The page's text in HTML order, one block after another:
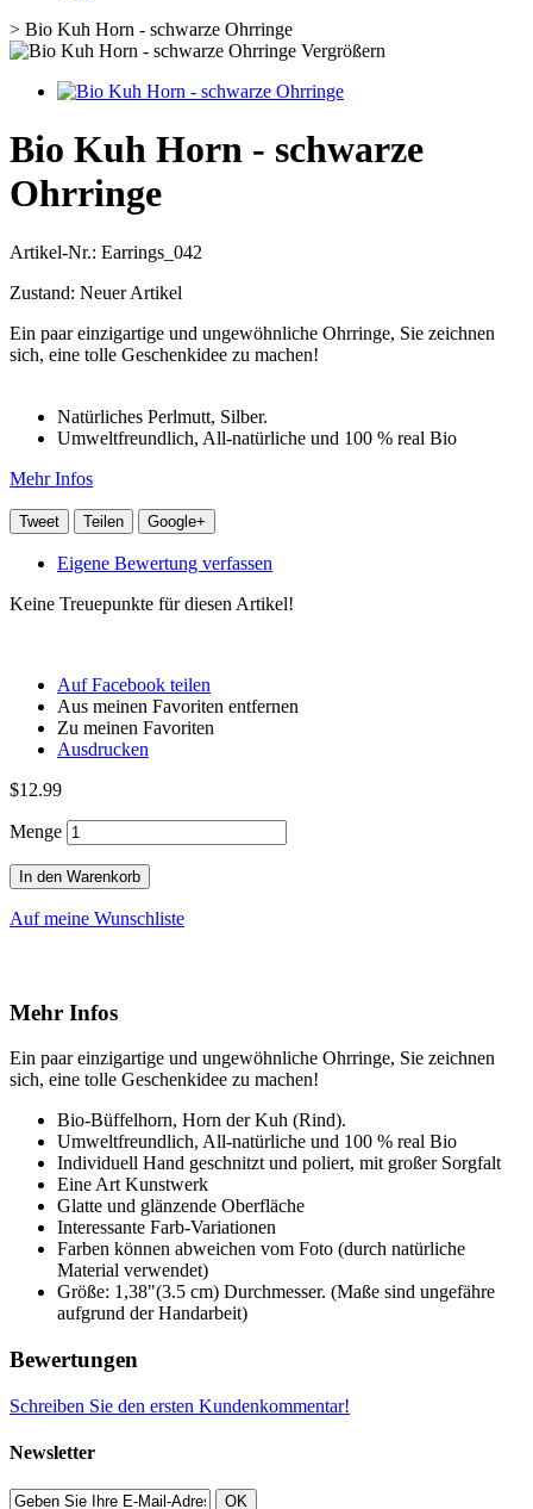
> Bio Kuh Horn - schwarze Ohrringe
Vergrößern
Bio Kuh Horn - schwarze
Ohrringe
Artikel-Nr.: Earrings_042
Zustand: Neuer Artikel
Ein paar einzigartige und ungewöhnliche Ohrringe, Sie zeichnen
sich, eine tolle Geschenkidee zu machen!
Natürliches Perlmutt, Silber.
Umweltfreundlich, All-natürliche und 100 % real Bio
Mehr Infos
Tweet Teilen Google+
Eigene Bewertung verfassen
Keine Treuepunkte für diesen Artikel!
Auf Facebook teilen
Aus meinen Favoriten entfernen
Zu meinen Favoriten
Ausdrucken
$12.99
Menge
In den Warenkorb
Auf meine Wunschliste
Mehr Infos
Ein paar einzigartige und ungewöhnliche Ohrringe, Sie zeichnen
sich, eine tolle Geschenkidee zu machen!
Bio-Büffelhorn, Horn der Kuh (Rind).
Umweltfreundlich, All-natürliche und 100 % real Bio
Individuell Hand geschnitzt und poliert, mit großer Sorgfalt
Eine Art Kunstwerk
Glatte und glänzende Oberfläche
Interessante Farb-Variationen
Farben können abweichen vom Foto (durch natürliche
Material verwendet)
Größe: 1,38"(3.5 cm) Durchmesser. (Maße sind ungefähre
aufgrund der Handarbeit)
Bewertungen
Schreiben Sie den ersten Kundenkommentar!
Newsletter
OK